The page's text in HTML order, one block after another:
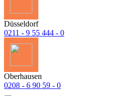
Düsseldorf
0211 - 9 55 444 - 0
Oberhausen
0208 - 6 90 59 - 0